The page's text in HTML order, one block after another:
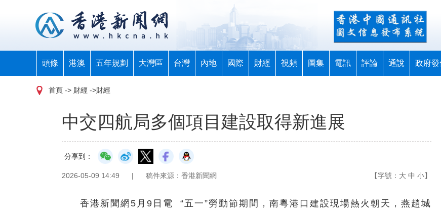
頭條 港澳 五年規劃 大灣區 台灣 內地 國際 財經 視頻 圖集 電訊 評論 通說 政府發
首頁 -> 財經 ->財經
中交四航局多個項目建設取得新進展
分享到：
2026-05-09 14:49 | 稿件來源：香港新聞網 【字號： 大 中 小】
香港新聞網5月9日電 “五一”勞動節期間，南粵港口建設現場熱火朝天，燕趙城